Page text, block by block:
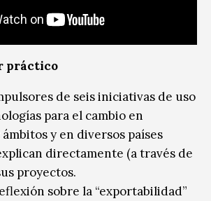
práctico
de seis iniciativas de uso
para el cambio en
y en diversos países
directamente (a través de
proyectos.
sobre la “exportabilidad”